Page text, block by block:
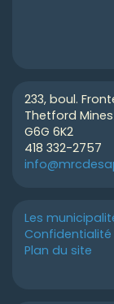
233, boul.
Thetford
G6G 6K2
418 332-2757
Les
Confidentialité
Plan du site